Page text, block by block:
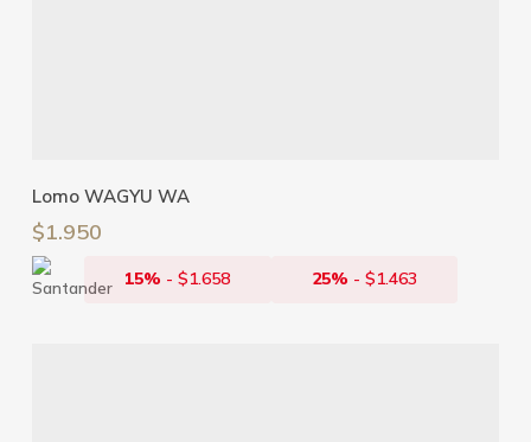
Lomo WAGYU WA
$1.950
15% -$1.658 25% - $1.463